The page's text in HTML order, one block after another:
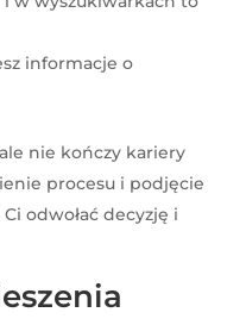
informacje o
nie kończy kariery
procesu i podjęcie
odwołać decyzję i